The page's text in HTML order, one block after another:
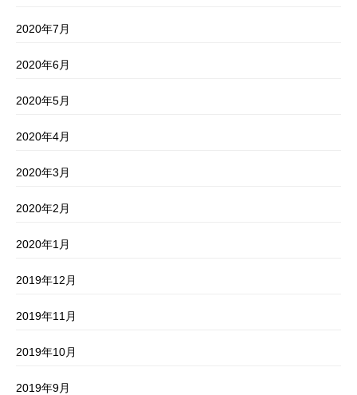
2020年7月
2020年6月
2020年5月
2020年4月
2020年3月
2020年2月
2020年1月
2019年12月
2019年11月
2019年10月
2019年9月